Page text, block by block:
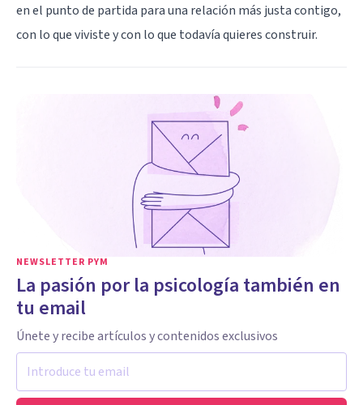
en el punto de partida para una relación más justa contigo,
con lo que viviste y con lo que todavía quieres construir.
NEWSLETTER PYM
La pasión por la psicología también en
tu email
Únete y recibe artículos y contenidos exclusivos